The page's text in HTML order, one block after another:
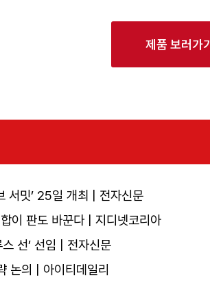
제품 보러가기
서밋’ 25일 개최 | 전자신문
이 판도 바꾼다 | 지디넷코리아
선’ 선임 | 전자신문
논의 | 아이티데일리